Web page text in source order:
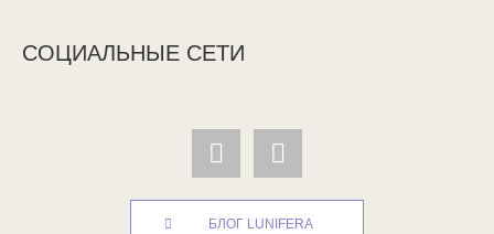
СОЦИАЛЬНЫЕ СЕТИ
БЛОГ LUNIFERA